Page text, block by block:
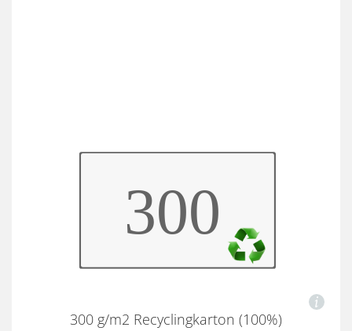
300 g/m2 Recyclingkarton (100%)